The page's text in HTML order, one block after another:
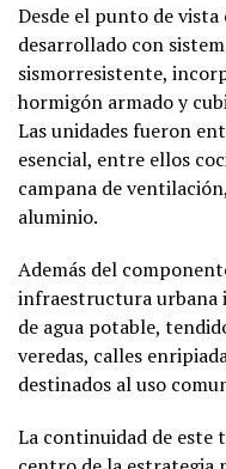
Desde el punto de
desarrollado con
sismorresistente,
hormigón armado y
Las unidades fueron
esencial, entre ellos
campana de
aluminio.
Además del
infraestructura urbana
de agua potable,
veredas, calles
destinados al uso
La continuidad de este